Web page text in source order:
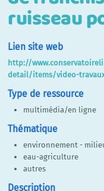
ruisseau
Lien site web
http://
detail/items/video-
Type de ressource
multimédia/en ligne
Thématique
environnement -
eau-agriculture
autres
Description